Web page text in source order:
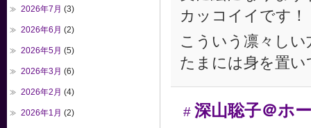
カッコイイです！
こういう凛々し
たまには身を置
# 深山聡子＠ホ
2026年7月 (3)
2026年6月 (2)
2026年5月 (5)
2026年3月 (6)
2026年2月 (4)
2026年1月 (2)